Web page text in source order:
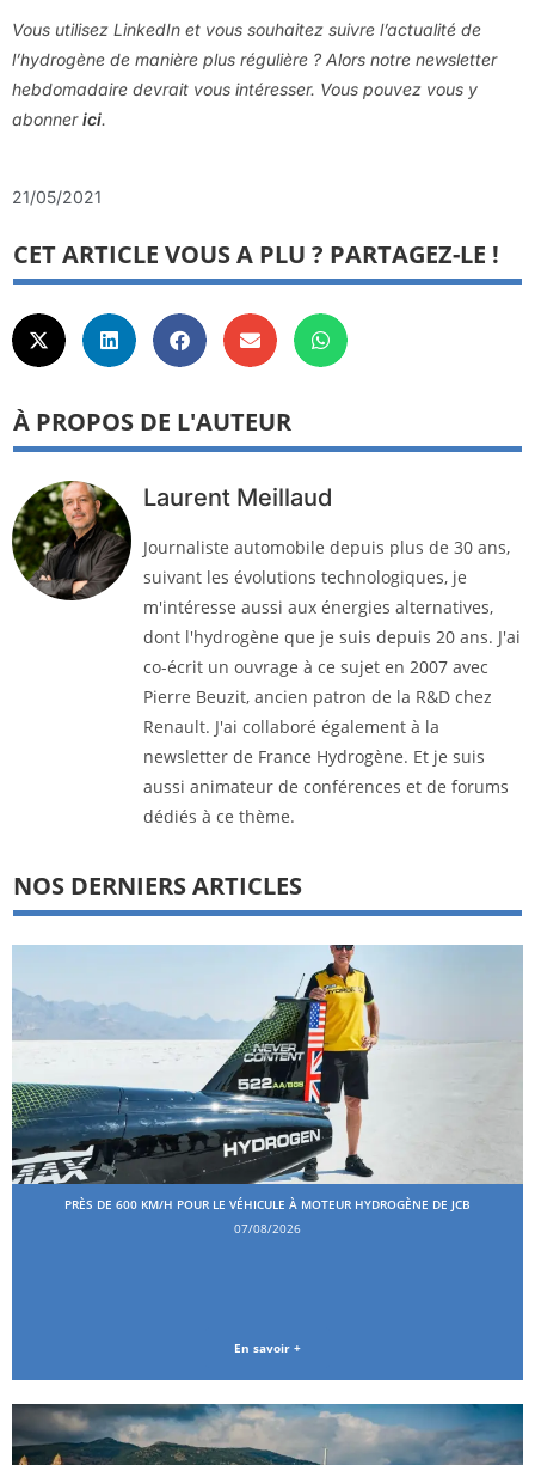
Vous utilisez LinkedIn et vous souhaitez suivre l’actualité de
l’hydrogène de manière plus régulière ? Alors notre newsletter
hebdomadaire devrait vous intéresser. Vous pouvez vous y
abonnerici.
21/05/2021
CET ARTICLE VOUS A PLU ? PARTAGEZ-LE !
À PROPOS DE L'AUTEUR
Laurent Meillaud
Journaliste automobile depuis plus de 30 ans,
suivant les évolutions technologiques, je
m'intéresse aussi aux énergies alternatives,
dont l'hydrogène que je suis depuis 20 ans. J'ai
co-écrit un ouvrage à ce sujet en 2007 avec
Pierre Beuzit, ancien patron de la R&D chez
Renault. J'ai collaboré également à la
newsletter de France Hydrogène. Et je suis
aussi animateur de conférences et de forums
dédiés à ce thème.
NOS DERNIERS ARTICLES
PRÈS DE 600 KM/H POUR LE VÉHICULE À MOTEUR HYDROGÈNE DE JCB
07/08/2026
En savoir +